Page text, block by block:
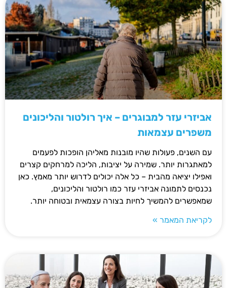
אביזרי עזר למבוגרים – איך רולטור והליכונים
משפרים עצמאות
עם השנים, פעולות שהיו מובנות מאליהן הופכות לפעמים
למאתגרות יותר. שמירה על יציבות, הליכה למרחקים קצרים
ואפילו יציאה מהבית – כל אלה יכולים לדרוש יותר מאמץ. כאן
נכנסים לתמונה אביזרי עזר כמו רולטור והליכונים,
שמאפשרים להמשיך לחיות בצורה עצמאית ובטוחה יותר.
לקריאת המאמר »